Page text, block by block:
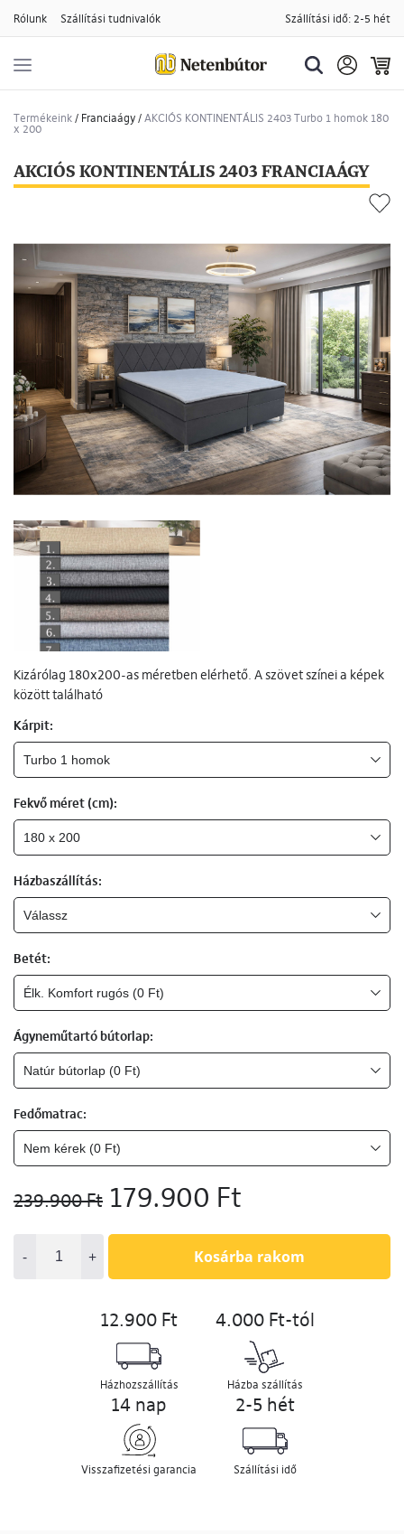
Rólunk Szállítási tudnivalók Szállítási idő: 2-5 hét
Termékeink / Franciaágy / AKCIÓS KONTINENTÁLIS 2403 Turbo 1 homok 180
x 200
AKCIÓS KONTINENTÁLIS 2403 FRANCIAÁGY
Kizárólag 180x200-as méretben elérhető. A szövet színei a képek
között található
Kárpit:
Fekvő méret (cm):
Házbaszállítás:
Betét:
Ágyneműtartó bútorlap:
Fedőmatrac:
239.900 Ft 179.900 Ft
- + Kosárba rakom
12.900 Ft
Házhozszállítás
4.000 Ft-tól
Házba szállítás
14 nap
Visszafizetési garancia
2-5 hét
Szállítási idő